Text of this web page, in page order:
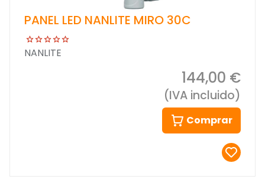
PANEL LED NANLITE MIRO 30C
NANLITE
144,00 €
(IVA incluido)
Comprar